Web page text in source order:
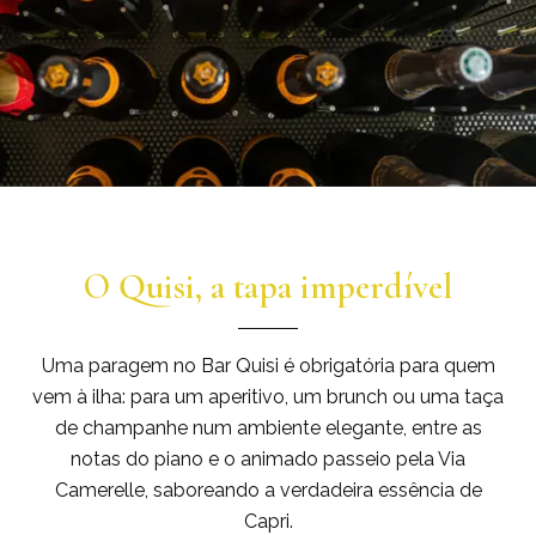
O Quisi, a tapa imperdível
Uma paragem no Bar Quisi é obrigatória para quem
vem à ilha: para um aperitivo, um brunch ou uma taça
de champanhe num ambiente elegante, entre as
notas do piano e o animado passeio pela Via
Camerelle, saboreando a verdadeira essência de
Capri.